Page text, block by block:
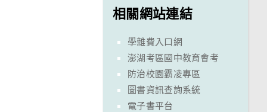
相關網站連結
學雜費入口網
澎湖考區國中教育會考
防治校園霸凌專區
圖書資訊查詢系統
電子書平台